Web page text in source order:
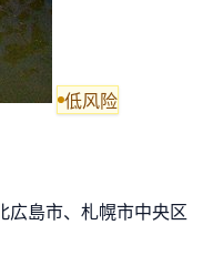
低风险
広島市、札幌市中央区